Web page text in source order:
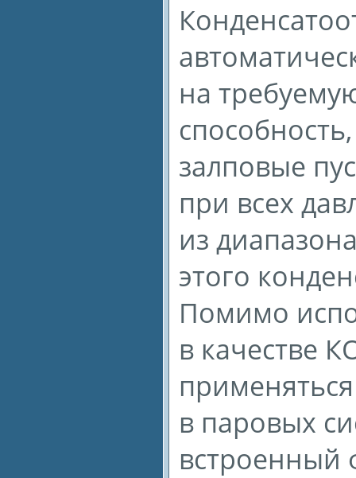
на
залповые
при всех
из
этого
Помимо
в качестве
в паровых
встроенный